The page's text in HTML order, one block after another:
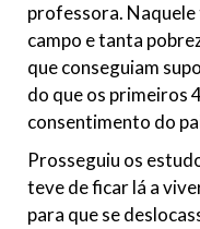
professora.
campo e tanta
que conseguiam
do que os primeiros
consentimento do
Prosseguiu os
teve de ficar lá a
para que se